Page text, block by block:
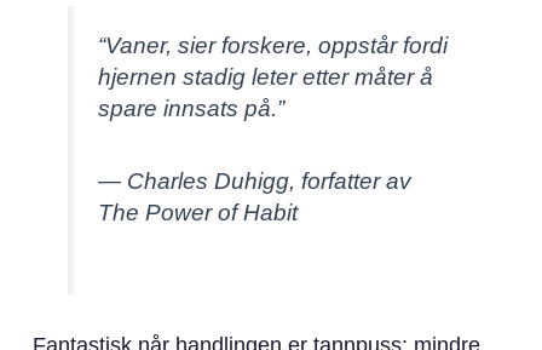
“Vaner, sier forskere, oppstår fordi
hjernen stadig leter etter måter å
spare innsats på.”
— Charles Duhigg, forfatter av
The Power of Habit
Fantastisk når handlingen er tannpuss; mindre